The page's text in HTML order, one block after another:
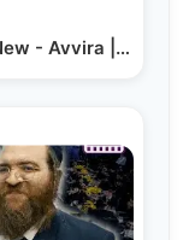
- Avvira |…